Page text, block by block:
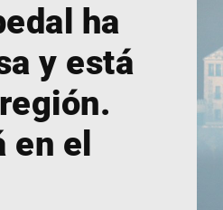
ha
y está
el